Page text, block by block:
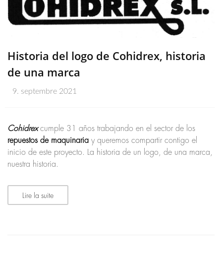
Historia del logo de Cohidrex, historia
de una marca
9. septembre 2021
Cohidrexcumple 31 años trabajando en el sector de los
repuestos de maquinaria y queremos compartir contigo el
inicio de este proyecto. La historia de un logo, de una marca,
nuestra historia.
Lire la suite